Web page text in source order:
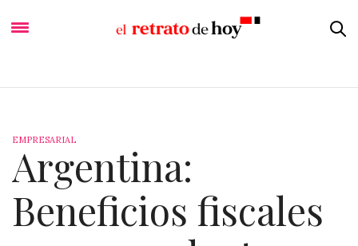
EMPRESARIAL
Argentina:
Beneficios fiscales